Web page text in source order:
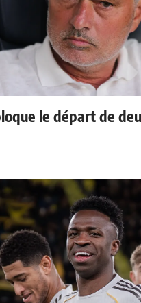
le départ de